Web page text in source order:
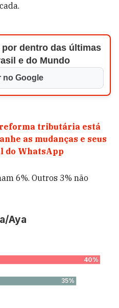
por dentro das últimas
e do Mundo
no Google
tributária está
as mudanças e seus
do WhatsApp
6%. Outros 3% não